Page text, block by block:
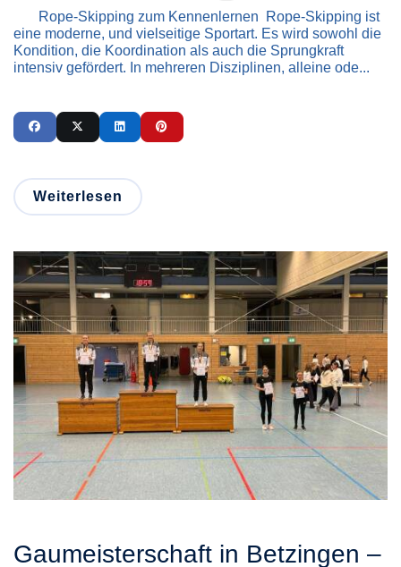
Rope-Skipping zum Kennenlernen Rope-Skipping ist
eine moderne, und vielseitige Sportart. Es wird sowohl die
Kondition, die Koordination als auch die Sprungkraft
intensiv gefördert. In mehreren Disziplinen, alleine ode...
Weiterlesen
Gaumeisterschaft in Betzingen –